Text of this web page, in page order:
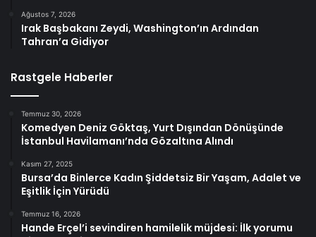
Ağustos 7, 2026
Irak Başbakanı Zeydi, Washington’ın Ardından
Tahran’a Gidiyor
Rastgele Haberler
Temmuz 30, 2026
Komedyen Deniz Göktaş, Yurt Dışından Dönüşünde
İstanbul Havilamanı’nda Gözaltına Alındı
Kasım 27, 2025
Bursa’da Binlerce Kadın Şiddetsiz Bir Yaşam, Adalet ve
Eşitlik İçin Yürüdü
Temmuz 16, 2026
Hande Erçel’i sevindiren hamilelik müjdesi: İlk yorumu